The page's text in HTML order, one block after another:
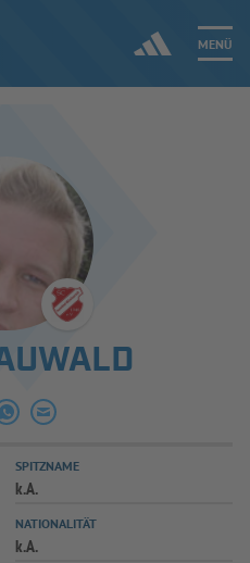
MENÜ
SPIELPLUS
SPITZNAME
k.A.
NATIONALITÄT
k.A.